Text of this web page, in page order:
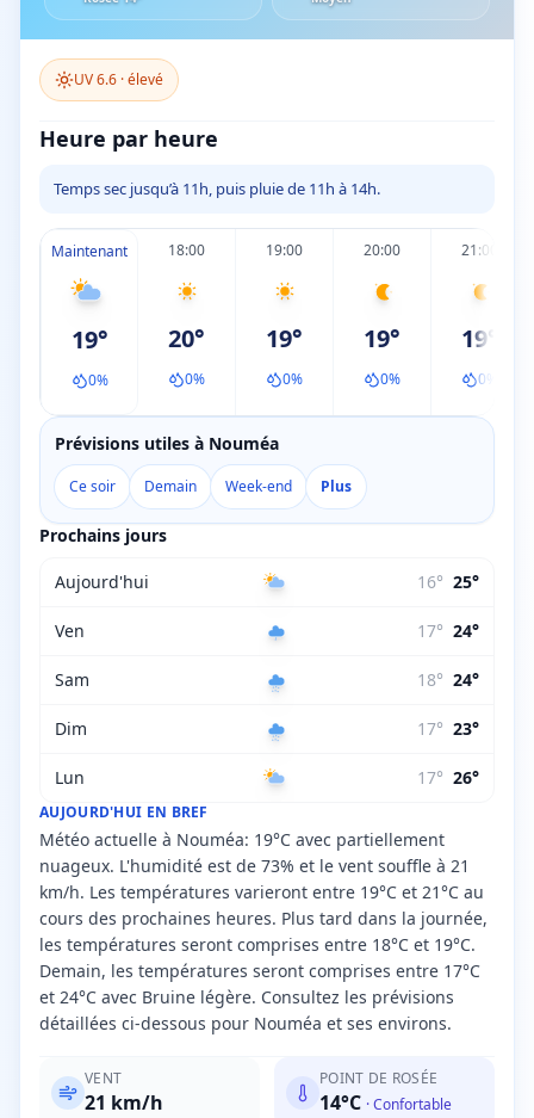
UV6.6 ·élevé
AUJOURD'HUI EN BREF
Météo actuelle à Nouméa: 19°C avec partiellement
nuageux. L'humidité est de 73% et le vent souffle à 21
km/h. Les températures varieront entre 19°C et 21°C au
cours des prochaines heures. Plus tard dans la journée,
les températures seront comprises entre 18°C et 19°C.
Demain, les températures seront comprises entre 17°C
et 24°C avec Bruine légère. Consultez les prévisions
détaillées ci-dessous pour Nouméa et ses environs.
VENT
21 km/h
POINT DE ROSÉE
14°C ·Confortable
Heure par heure
Temps sec jusqu’à 11h, puis pluie de 11h à 14h.
Maintenant
19°
0%
18:00
20°
0%
19:00
19°
0%
20:00
19°
0%
21:00
19°
0
Prévisions utiles à Nouméa
Ce soir Demain Week-end Plus
Prochains jours
Aujourd'hui 16° 25°
Ven 17° 24°
Sam 18° 24°
Dim 17° 23°
Lun 17° 26°